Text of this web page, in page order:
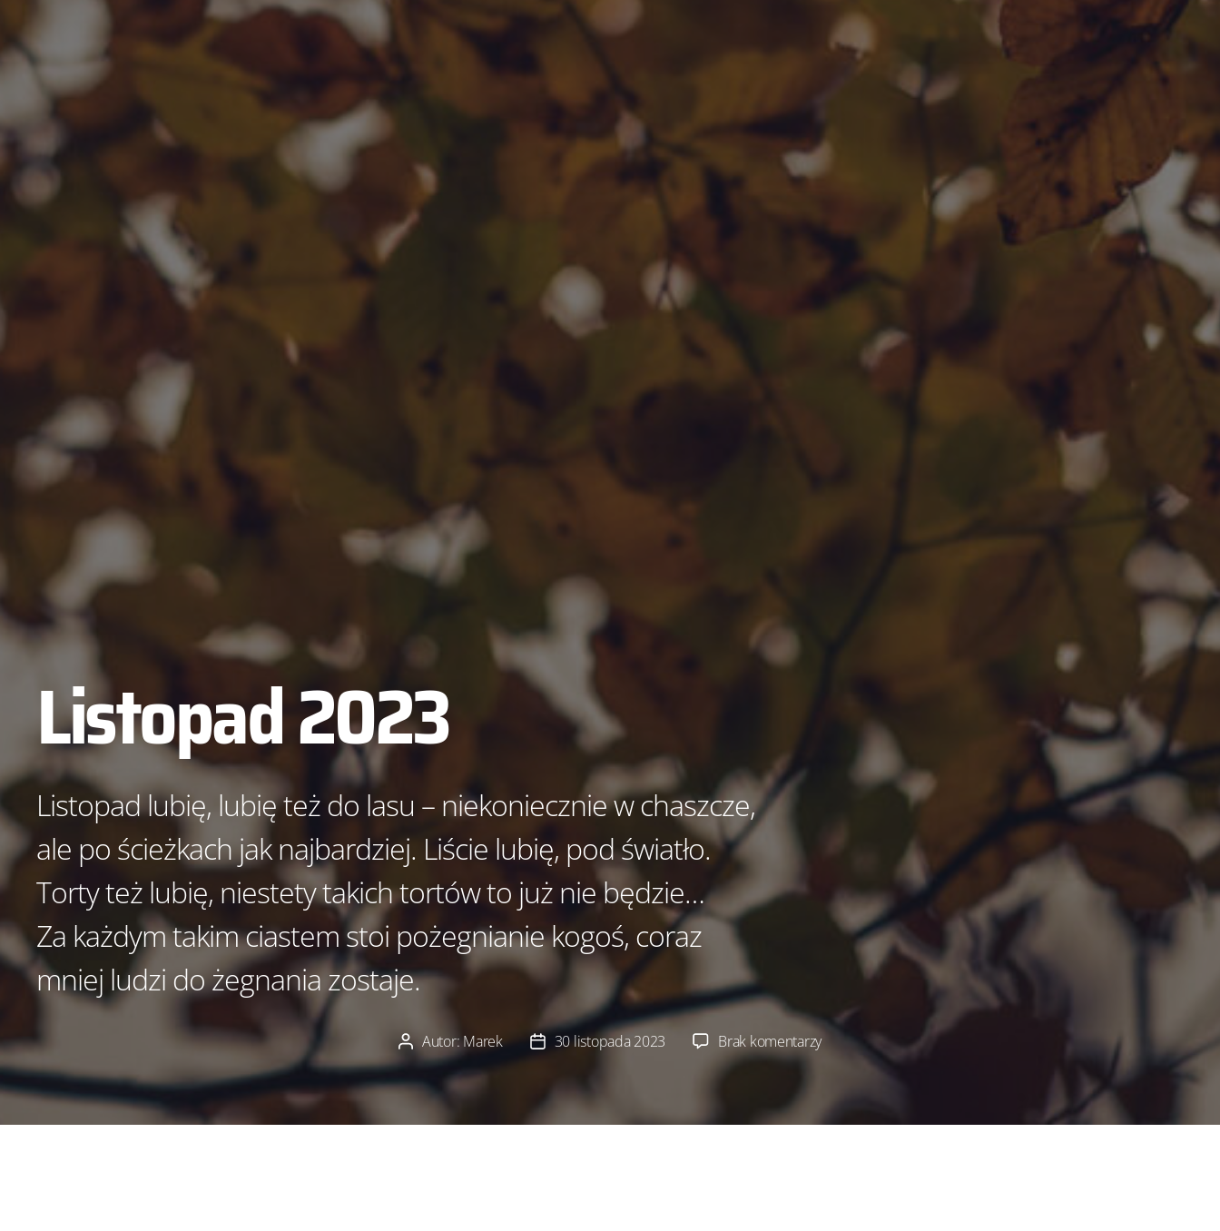
Listopad 2023
Listopad lubię, lubię też do lasu – niekoniecznie w chaszcze,
ale po ścieżkach jak najbardziej. Liście lubię, pod światło.
Torty też lubię, niestety takich tortów to już nie będzie…
Za każdym takim ciastem stoi pożegnianie kogoś, coraz
mniej ludzi do żegnania zostaje.
Autor
wpisu
Autor: Marek
Data30 listopada 2023 Brak komentarzydo
Listopad